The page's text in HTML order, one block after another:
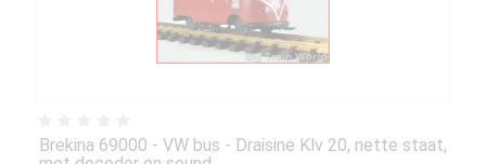
Brekina 69000 - VW bus - Draisine Klv 20, nette staat,